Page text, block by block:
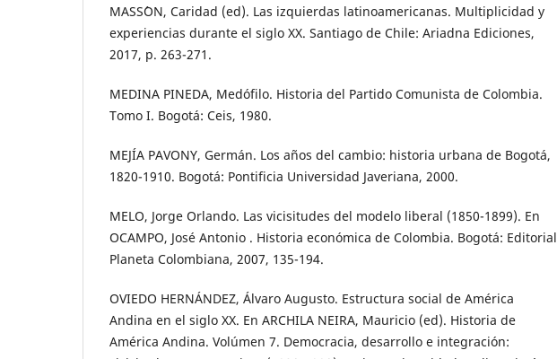
MASS´ON, Caridad (ed). Las izquierdas latinoamericanas. Multiplicidad y
experiencias durante el siglo XX. Santiago de Chile: Ariadna Ediciones,
2017, p. 263-271.
MEDINA PINEDA, Medófilo. Historia del Partido Comunista de Colombia.
Tomo I. Bogotá: Ceis, 1980.
MEJÍA PAVONY, Germán. Los años del cambio: historia urbana de Bogotá,
1820-1910. Bogotá: Pontificia Universidad Javeriana, 2000.
MELO, Jorge Orlando. Las vicisitudes del modelo liberal (1850-1899). En
OCAMPO, José Antonio . Historia económica de Colombia. Bogotá: Editorial
Planeta Colombiana, 2007, 135-194.
OVIEDO HERNÁNDEZ, Álvaro Augusto. Estructura social de América
Andina en el siglo XX. En ARCHILA NEIRA, Mauricio (ed). Historia de
América Andina. Volúmen 7. Democracia, desarrollo e integración: